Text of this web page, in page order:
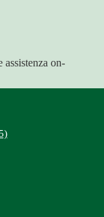
on-